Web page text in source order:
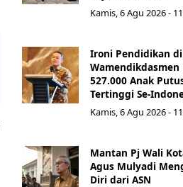
Kamis, 6 Agu 2026 -
Ironi Pendidikan di
Wamendikdasmen
527.000 Anak
Tertinggi Se-
Kamis, 6 Agu 2026 -
Mantan Pj Wali
Agus Mulyadi
Diri dari ASN